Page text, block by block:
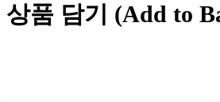
상품 담기 (Add to